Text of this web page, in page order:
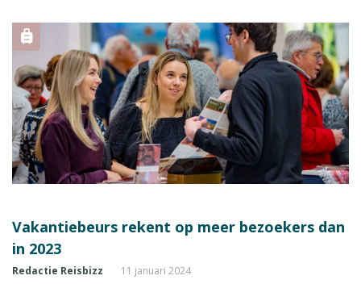
Vakantiebeurs rekent op meer bezoekers dan
in 2023
Redactie Reisbizz 11 januari 2024